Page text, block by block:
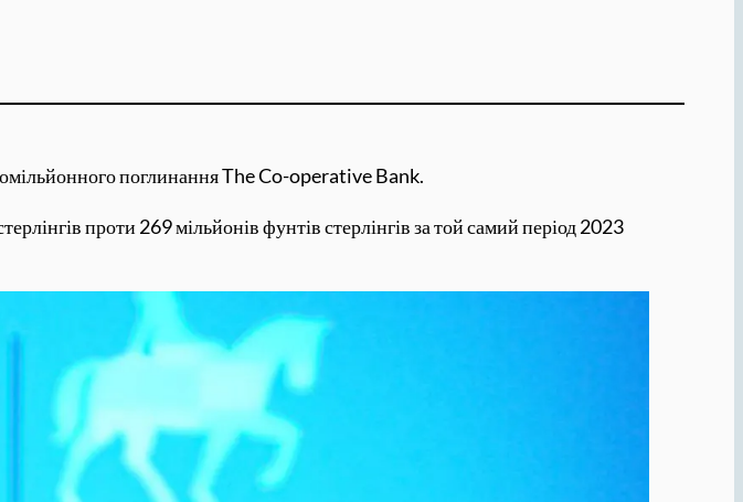
поглинання The Co-operative Bank.
проти 269 мільйонів фунтів стерлінгів за той самий період 2023